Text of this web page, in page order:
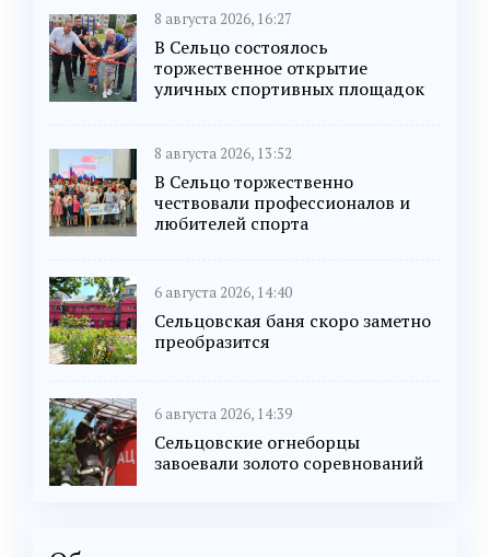
8 августа 2026, 16:27
В Сельцо состоялось
торжественное открытие
уличных спортивных площадок
8 августа 2026, 13:52
В Сельцо торжественно
чествовали профессионалов и
любителей спорта
6 августа 2026, 14:40
Сельцовская баня скоро заметно
преобразится
6 августа 2026, 14:39
Сельцовские огнеборцы
завоевали золото соревнований